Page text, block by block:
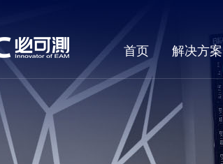
首页 解决方案